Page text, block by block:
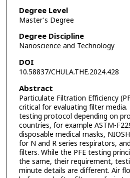
Degree Level
Master's Degree
Degree Discipline
Nanoscience and Technology
DOI
10.58837/CHULA.THE.2024.428
Abstract
Particulate Filtration Efficiency
critical for evaluating filter media.
testing protocol depending on
countries, for example ASTM-
disposable medical masks,
for N and R series respirators,
filters. While the PFE testing
the same, their requirement,
minute details are different. Air